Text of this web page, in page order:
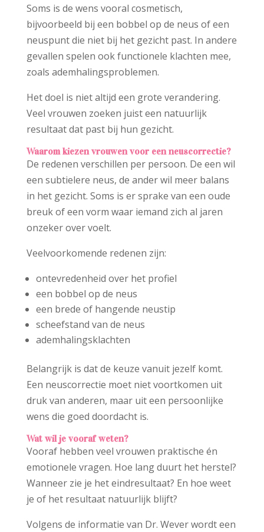
Soms is de wens vooral cosmetisch,
bijvoorbeeld bij een bobbel op de neus of een
neuspunt die niet bij het gezicht past. In andere
gevallen spelen ook functionele klachten mee,
zoals ademhalingsproblemen.
Het doel is niet altijd een grote verandering.
Veel vrouwen zoeken juist een natuurlijk
resultaat dat past bij hun gezicht.
Waarom kiezen vrouwen voor een neuscorrectie?
De redenen verschillen per persoon. De een wil
een subtielere neus, de ander wil meer balans
in het gezicht. Soms is er sprake van een oude
breuk of een vorm waar iemand zich al jaren
onzeker over voelt.
Veelvoorkomende redenen zijn:
ontevredenheid over het profiel
een bobbel op de neus
een brede of hangende neustip
scheefstand van de neus
ademhalingsklachten
Belangrijk is dat de keuze vanuit jezelf komt.
Een neuscorrectie moet niet voortkomen uit
druk van anderen, maar uit een persoonlijke
wens die goed doordacht is.
Wat wil je vooraf weten?
Vooraf hebben veel vrouwen praktische én
emotionele vragen. Hoe lang duurt het herstel?
Wanneer zie je het eindresultaat? En hoe weet
je of het resultaat natuurlijk blijft?
Volgens de informatie van Dr. Wever wordt een